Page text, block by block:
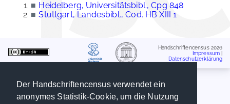
Der Handschriftencensus verwendet ein
anonymes Statistik-Cookie, um die Nutzung
■ Heidelberg, Universitätsbibl., Cpg 848
■ Stuttgart, Landesbibl., Cod. HB XIII 1
Handschriftencensus 2026
Impressum
Datenschutzerklärung